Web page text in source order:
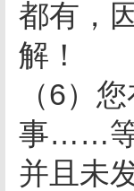
都有，
解！
（6）
事……等
并且未